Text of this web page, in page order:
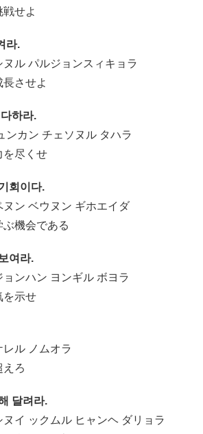
せよ
라.
ル パルジョンスィキョラ
させよ
하라.
ンカン チェソヌル タハラ
を尽くせ
회이다.
ン ベウヌン ギホエイダ
機会である
여라.
ンハン ヨンギル ボヨラ
を示せ
ル ノムオラ
えろ
달려라.
イ ックムル ヒャンヘ ダリョラ